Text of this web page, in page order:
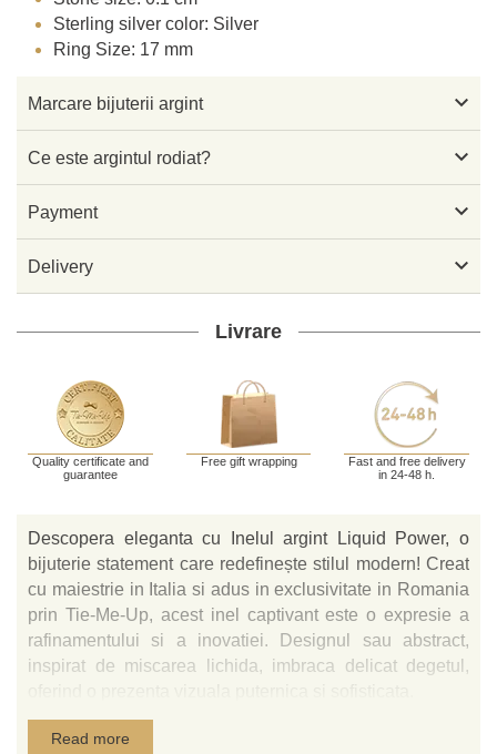
Sterling silver color: Silver
Ring Size: 17 mm
Marcare bijuterii argint 
Ce este argintul rodiat? 
Payment 
Delivery 
Livrare
Quality certificate and
guarantee
Free gift wrapping
Fast and free delivery
in 24-48 h.
Descopera eleganta cu Inelul argint Liquid Power, o
bijuterie statement care redefinește stilul modern! Creat
cu maiestrie in Italia si adus in exclusivitate in Romania
prin Tie-Me-Up, acest inel captivant este o expresie a
rafinamentului si a inovatiei. Designul sau abstract,
inspirat de miscarea lichida, imbraca delicat degetul,
Detalii si Caracteristici Exceptionale
Read more